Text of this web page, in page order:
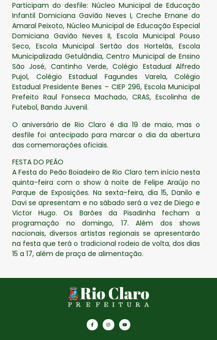
Participam do desfile: Núcleo Municipal de Educação
Infantil Domiciana Gavião Neves I, Creche Ernane do
Amaral Peixoto, Núcleo Municipal de Educação Especial
Domiciana Gavião Neves II, Escola Municipal Pouso
Seco, Escola Municipal Sertão dos Hortelãs, Escola
Municipalizada Getulândia, Centro Municipal de Ensino
São José, Cantinho Verde, Colégio Estadual Alfredo
Pujol, Colégio Estadual Fagundes Varela, Colégio
Estadual Presidente Benes – CIEP 296, Escola Municipal
Prefeito Raul Fonseca Machado, CRAS, Escolinha de
Futebol, Banda Juvenil.
O aniversário de Rio Claro é dia 19 de maio, mas o
desfile foi antecipado para marcar o dia da abertura
das comemorações oficiais.
FESTA DO PEÃO
A Festa do Peão Boiadeiro de Rio Claro tem início nesta
quinta-feira com o show à noite de Felipe Araújo no
Parque de Exposições. Na sexta-feira, dia 15, Danilo e
Davi se apresentam e no sábado será a vez de Diego e
Victor Hugo. Os Barões da Pisadinha fecham a
programação no domingo, 17. Além dos shows
nacionais, diversos artistas regionais se apresentarão
na festa que terá o tradicional rodeio de volta, dos dias
15 a 17, além de praça de alimentação.